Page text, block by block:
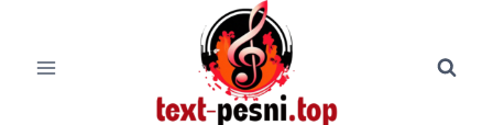
содержимому